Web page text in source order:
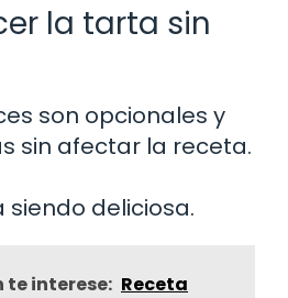
la tarta sin
son opcionales y
sin afectar la receta.
siendo deliciosa.
te interese: Receta